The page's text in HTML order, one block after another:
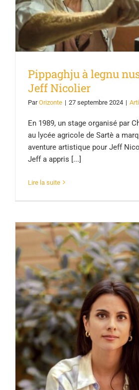
Pippaghju à legnu
Jeff Nicolier
ParOrizonte | 27 septembre 2024 |
En 1989, un stage organisé par
au lycée agricole de Sartè a
aventure artistique pour Jeff
Jeff a appris [...]
Lire la suite
Marina Martelli –